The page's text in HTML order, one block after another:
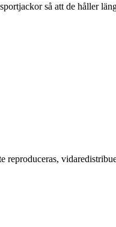
så att de håller